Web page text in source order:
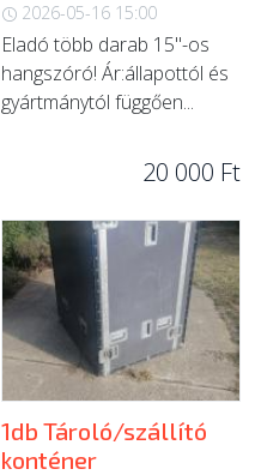
2026-05-16 15:00
Eladó több darab 15"-os
hangszóró! Ár:állapottól és
gyártmánytól függően...
20 000 Ft
1db Tároló/szállító
konténer